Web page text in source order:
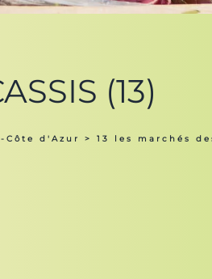
(13)
Côte d'Azur > 13 les marchés